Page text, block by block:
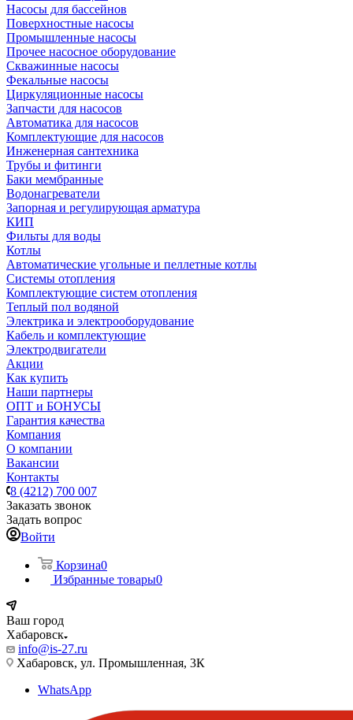
Насосы для бассейнов
Поверхностные насосы
Промышленные насосы
Прочее насосное оборудование
Скважинные насосы
Фекальные насосы
Циркуляционные насосы
Запчасти для насосов
Автоматика для насосов
Комплектующие для насосов
Инженерная сантехника
Трубы и фитинги
Баки мембранные
Водонагреватели
Запорная и регулирующая арматура
КИП
Фильты для воды
Котлы
Автоматические угольные и пеллетные котлы
Системы отопления
Комплектующие систем отопления
Теплый пол водяной
Электрика и электрооборудование
Кабель и комплектующие
Электродвигатели
Акции
Как купить
Наши партнеры
ОПТ и БОНУСЫ
Гарантия качества
Компания
О компании
Вакансии
Контакты
8 (4212) 700 007
Заказать звонок
Задать вопрос
Войти
Корзина0
Избранные товары0
Ваш город
Хабаровск
info@is-27.ru
Хабаровск, ул. Промышленная, 3К
WhatsApp